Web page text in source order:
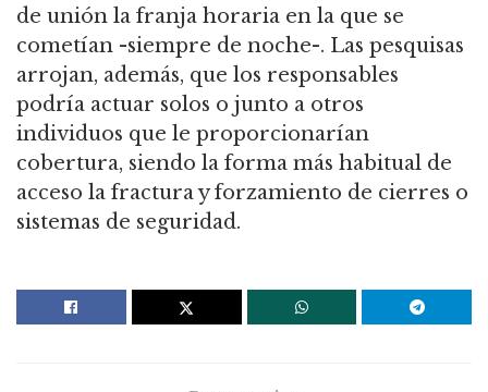
de unión la franja horaria en la que se
cometían -siempre de noche-. Las pesquisas
arrojan, además, que los responsables
podría actuar solos o junto a otros
individuos que le proporcionarían
cobertura, siendo la forma más habitual de
acceso la fractura y forzamiento de cierres o
sistemas de seguridad.